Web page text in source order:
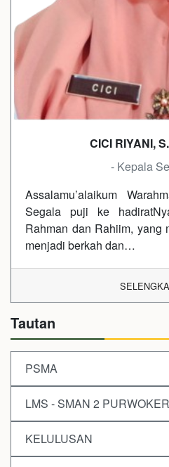
CICI RIYANI,
- Kepala
Assalamu’alaikum
Segala puji ke
Rahman dan Rahiim, yang
menjadi berkah dan…
Tautan
PSMA
LMS - SMAN 2
KELULUSAN